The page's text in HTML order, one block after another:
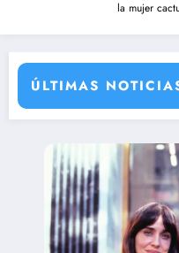
la mujer
ÚLTIMAS
histórico y para todos